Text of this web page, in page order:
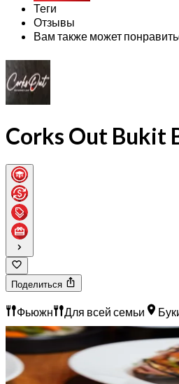
Теги
Отзывы
Вам также может
Corks Out Bukit
Поделиться
Фьюжн Для всей семьи